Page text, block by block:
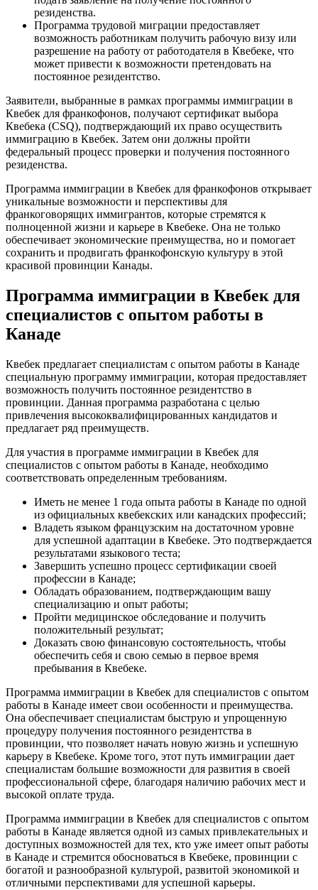
резиденства.
Программа трудовой миграции предоставляет
возможность работникам получить рабочую визу или
разрешение на работу от работодателя в Квебеке, что
может привести к возможности претендовать на
постоянное резидентство.
Заявители, выбранные в рамках программы иммиграции в
Квебек для франкофонов, получают сертификат выбора
Квебека (CSQ), подтверждающий их право осуществить
иммиграцию в Квебек. Затем они должны пройти
федеральный процесс проверки и получения постоянного
резиденства.
Программа иммиграции в Квебек для франкофонов открывает
уникальные возможности и перспективы для
франкоговорящих иммигрантов, которые стремятся к
полноценной жизни и карьере в Квебеке. Она не только
обеспечивает экономические преимущества, но и помогает
сохранить и продвигать франкофонскую культуру в этой
красивой провинции Канады.
Программа иммиграции в Квебек для
специалистов с опытом работы в
Канаде
Квебек предлагает специалистам с опытом работы в Канаде
специальную программу иммиграции, которая предоставляет
возможность получить постоянное резидентство в
провинции. Данная программа разработана с целью
привлечения высококвалифицированных кандидатов и
предлагает ряд преимуществ.
Для участия в программе иммиграции в Квебек для
специалистов с опытом работы в Канаде, необходимо
соответствовать определенным требованиям.
Иметь не менее 1 года опыта работы в Канаде по одной
из официальных квебекских или канадских профессий;
Владеть языком французским на достаточном уровне
для успешной адаптации в Квебеке. Это подтверждается
результатами языкового теста;
Завершить успешно процесс сертификации своей
профессии в Канаде;
Обладать образованием, подтверждающим вашу
специализацию и опыт работы;
Пройти медицинское обследование и получить
положительный результат;
Доказать свою финансовую состоятельность, чтобы
обеспечить себя и свою семью в первое время
пребывания в Квебеке.
Программа иммиграции в Квебек для специалистов с опытом
работы в Канаде имеет свои особенности и преимущества.
Она обеспечивает специалистам быструю и упрощенную
процедуру получения постоянного резидентства в
провинции, что позволяет начать новую жизнь и успешную
карьеру в Квебеке. Кроме того, этот путь иммиграции дает
специалистам большие возможности для развития в своей
профессиональной сфере, благодаря наличию рабочих мест и
высокой оплате труда.
Программа иммиграции в Квебек для специалистов с опытом
работы в Канаде является одной из самых привлекательных и
доступных возможностей для тех, кто уже имеет опыт работы
в Канаде и стремится обосноваться в Квебеке, провинции с
богатой и разнообразной культурой, развитой экономикой и
отличными перспективами для успешной карьеры.